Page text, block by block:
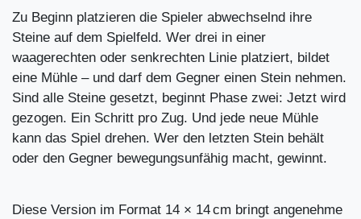
Zu Beginn platzieren die Spieler abwechselnd ihre
Steine auf dem Spielfeld. Wer drei in einer
waagerechten oder senkrechten Linie platziert, bildet
eine Mühle – und darf dem Gegner einen Stein nehmen.
Sind alle Steine gesetzt, beginnt Phase zwei: Jetzt wird
gezogen. Ein Schritt pro Zug. Und jede neue Mühle
kann das Spiel drehen. Wer den letzten Stein behält
oder den Gegner bewegungsunfähig macht, gewinnt.
Diese Version im Format 14 × 14 cm bringt angenehme